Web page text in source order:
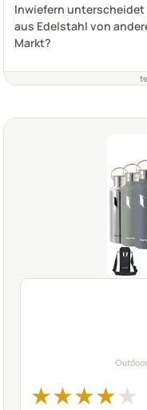
Inwiefern
aus Edelstahl von
Markt?
★★★★★